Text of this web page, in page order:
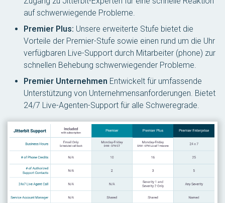
auf schwerwiegende Probleme.
Premier Plus: Unsere erweiterte Stufe bietet die
Vorteile der Premier-Stufe sowie einen rund um die Uhr
verfügbaren Live-Support durch Mitarbeiter (phone) zur
schnellen Behebung schwerwiegender Probleme.
Premier Unternehmen Entwickelt für umfassende
Unterstützung von Unternehmensanforderungen. Bietet
24/7 Live-Agenten-Support für alle Schweregrade.